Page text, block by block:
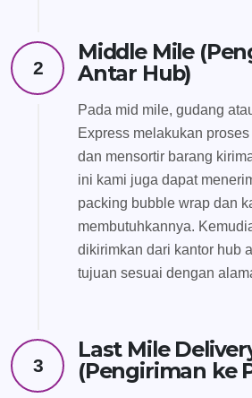
2
Middle Mile
Antar Hub)
Pada mid mile, gudang
Express melakukan
dan mensortir barang
ini kami juga dapat
packing bubble wrap dan
membutuhkannya.
dikirimkan dari kantor hub
tujuan sesuai dengan
3
Last Mile
(Pengiriman ke